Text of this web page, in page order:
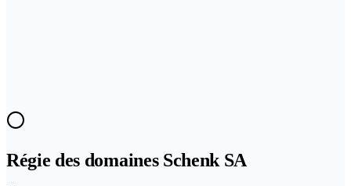
Régie des domaines Schenk SA